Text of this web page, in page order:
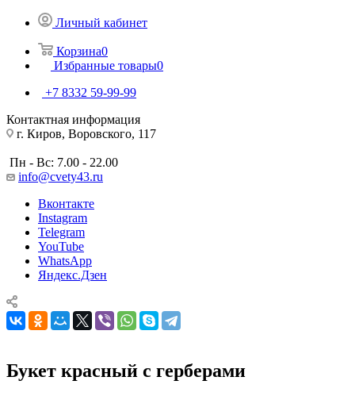
Личный кабинет
Корзина0
Избранные товары0
+7 8332 59-99-99
Контактная информация
г. Киров, Воровского, 117
Пн - Вс: 7.00 - 22.00
info@cvety43.ru
Вконтакте
Instagram
Telegram
YouTube
WhatsApp
Яндекс.Дзен
Букет красный с герберами